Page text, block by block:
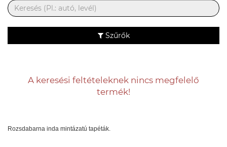
Szűrők
A keresési feltételeknek nincs megfelelő
termék!
Rozsdabarna inda mintázatú tapéták.